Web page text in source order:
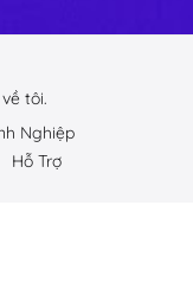
tôi.
Nghiệp
Hỗ Trợ